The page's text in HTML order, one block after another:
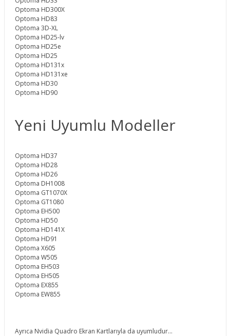
Optoma HD300X
Optoma HD83
Optoma 3D-XL
Optoma HD25-lv
Optoma HD25e
Optoma HD25
Optoma HD131x
Optoma HD131xe
Optoma HD30
Optoma HD90
Yeni Uyumlu Modeller
Optoma HD37
Optoma HD28
Optoma HD26
Optoma DH1008
Optoma GT1070X
Optoma GT1080
Optoma EH500
Optoma HD50
Optoma HD141X
Optoma HD91
Optoma X605
Optoma W505
Optoma EH503
Optoma EH505
Optoma EX855
Optoma EW855
Ayrıca Nvidia Quadro Ekran Kartlarıyla da uyumludur...